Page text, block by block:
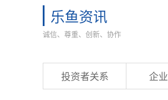
乐鱼资讯
诚信、尊重、创新、协作
投资者关系 企